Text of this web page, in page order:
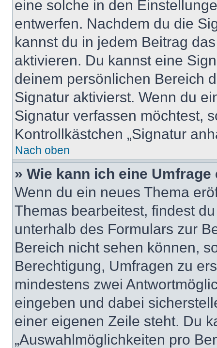
eine solche in den
entwerfen. Nachdem du die
kannst du in jedem Beitrag
aktivieren. Du kannst eine
deinem persönlichen Bereich
Signatur aktivierst. Wenn du
Signatur verfassen möchtest,
Kontrollkästchen „Signatur
Nach oben
» Wie kann ich eine
Wenn du ein neues Thema
Themas bearbeitest, findest
unterhalb des Formulars zur
Bereich nicht sehen können,
Berechtigung, Umfragen zu
mindestens zwei
eingeben und dabei
einer eigenen Zeile steht. Du
„Auswahlmöglichkeiten pro